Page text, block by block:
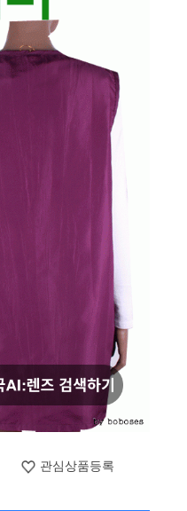
관심상품등록